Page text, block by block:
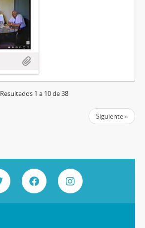
Resultados 1 a 10 de 38
Siguiente »